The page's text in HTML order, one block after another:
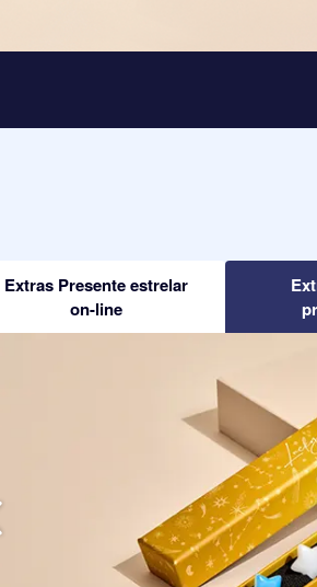
Extras Presente estrelar
on-line